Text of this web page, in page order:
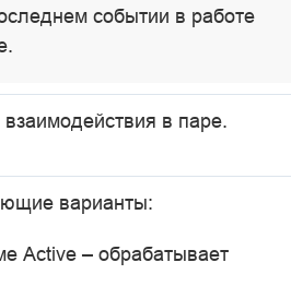
событии в работе
в паре.
варианты:
Active – обрабатывает